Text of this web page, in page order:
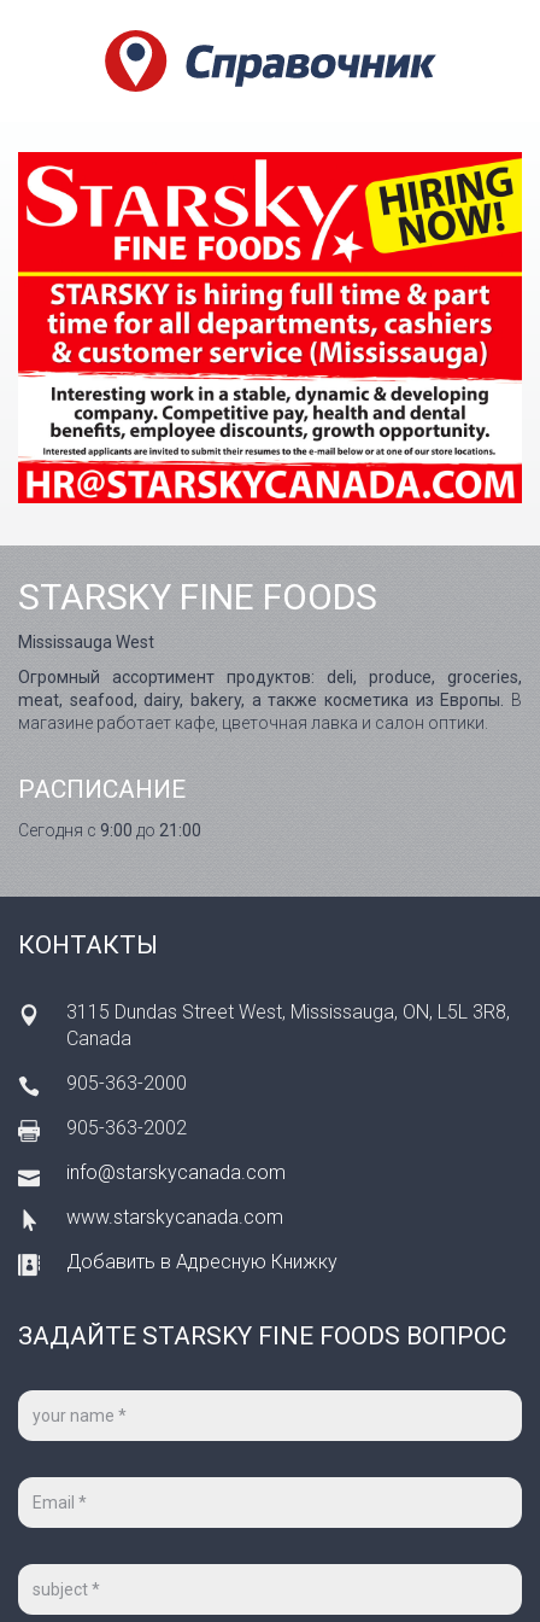
STARSKY FINE FOODS
Mississauga West
Огромный ассортимент продуктов: deli, produce, groceries,
meat, seafood, dairy, bakery, а также косметика из Европы. В
магазине работает кафе, цветочная лавка и салон оптики.
РАСПИСАНИЕ
Сегодня с 9:00 до 21:00
КОНТАКТЫ
3115 Dundas Street West, Mississauga, ON, L5L 3R8,
Canada
905-363-2000
905-363-2002
info@starskycanada.com
www.starskycanada.com
Добавить в Адресную Книжку
ЗАДАЙТЕ STARSKY FINE FOODS ВОПРОС
Ваше
имя
Ваш
mail
Тема